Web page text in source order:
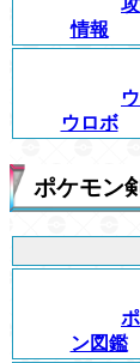
情報
ウロボ
ポケモン
ン図鑑